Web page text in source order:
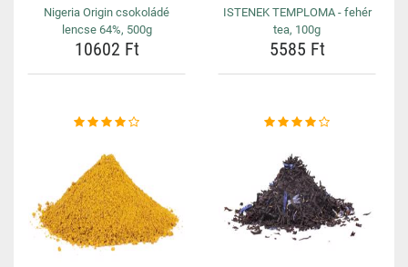
Nigeria Origin csokoládé
lencse 64%, 500g
10602 Ft
ISTENEK TEMPLOMA - fehér
tea, 100g
5585 Ft